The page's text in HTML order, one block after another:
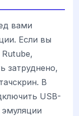
вами
Если вы
затруднено,
В
USB-